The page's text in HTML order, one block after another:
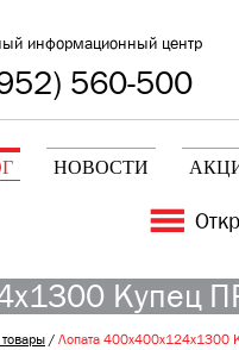
информационный центр
560-500
НОВОСТИ
Купец
/Лопата 400х400х124х1300